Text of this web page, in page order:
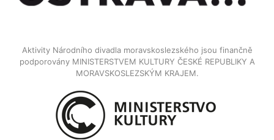
Aktivity Národního divadla moravskoslezského jsou finančně
podporovány MINISTERSTVEM KULTURY ČESKÉ REPUBLIKY A
MORAVSKOSLEZSKÝM KRAJEM.